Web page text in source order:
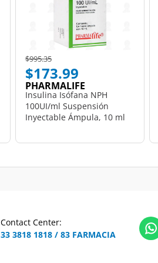
Price reduced from
$995.35to
$173.99
PHARMALIFE
Insulina Isófana NPH
100UI/ml Suspensión
Inyectable Ámpula, 10 ml
Contact Center:
33 3818 1818 / 83 FARMACIA